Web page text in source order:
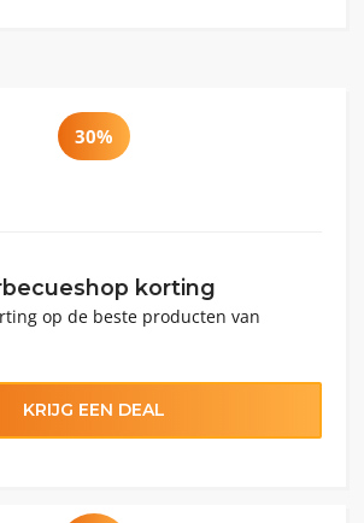
30%
korting
op de beste producten van
KRIJG EEN DEAL